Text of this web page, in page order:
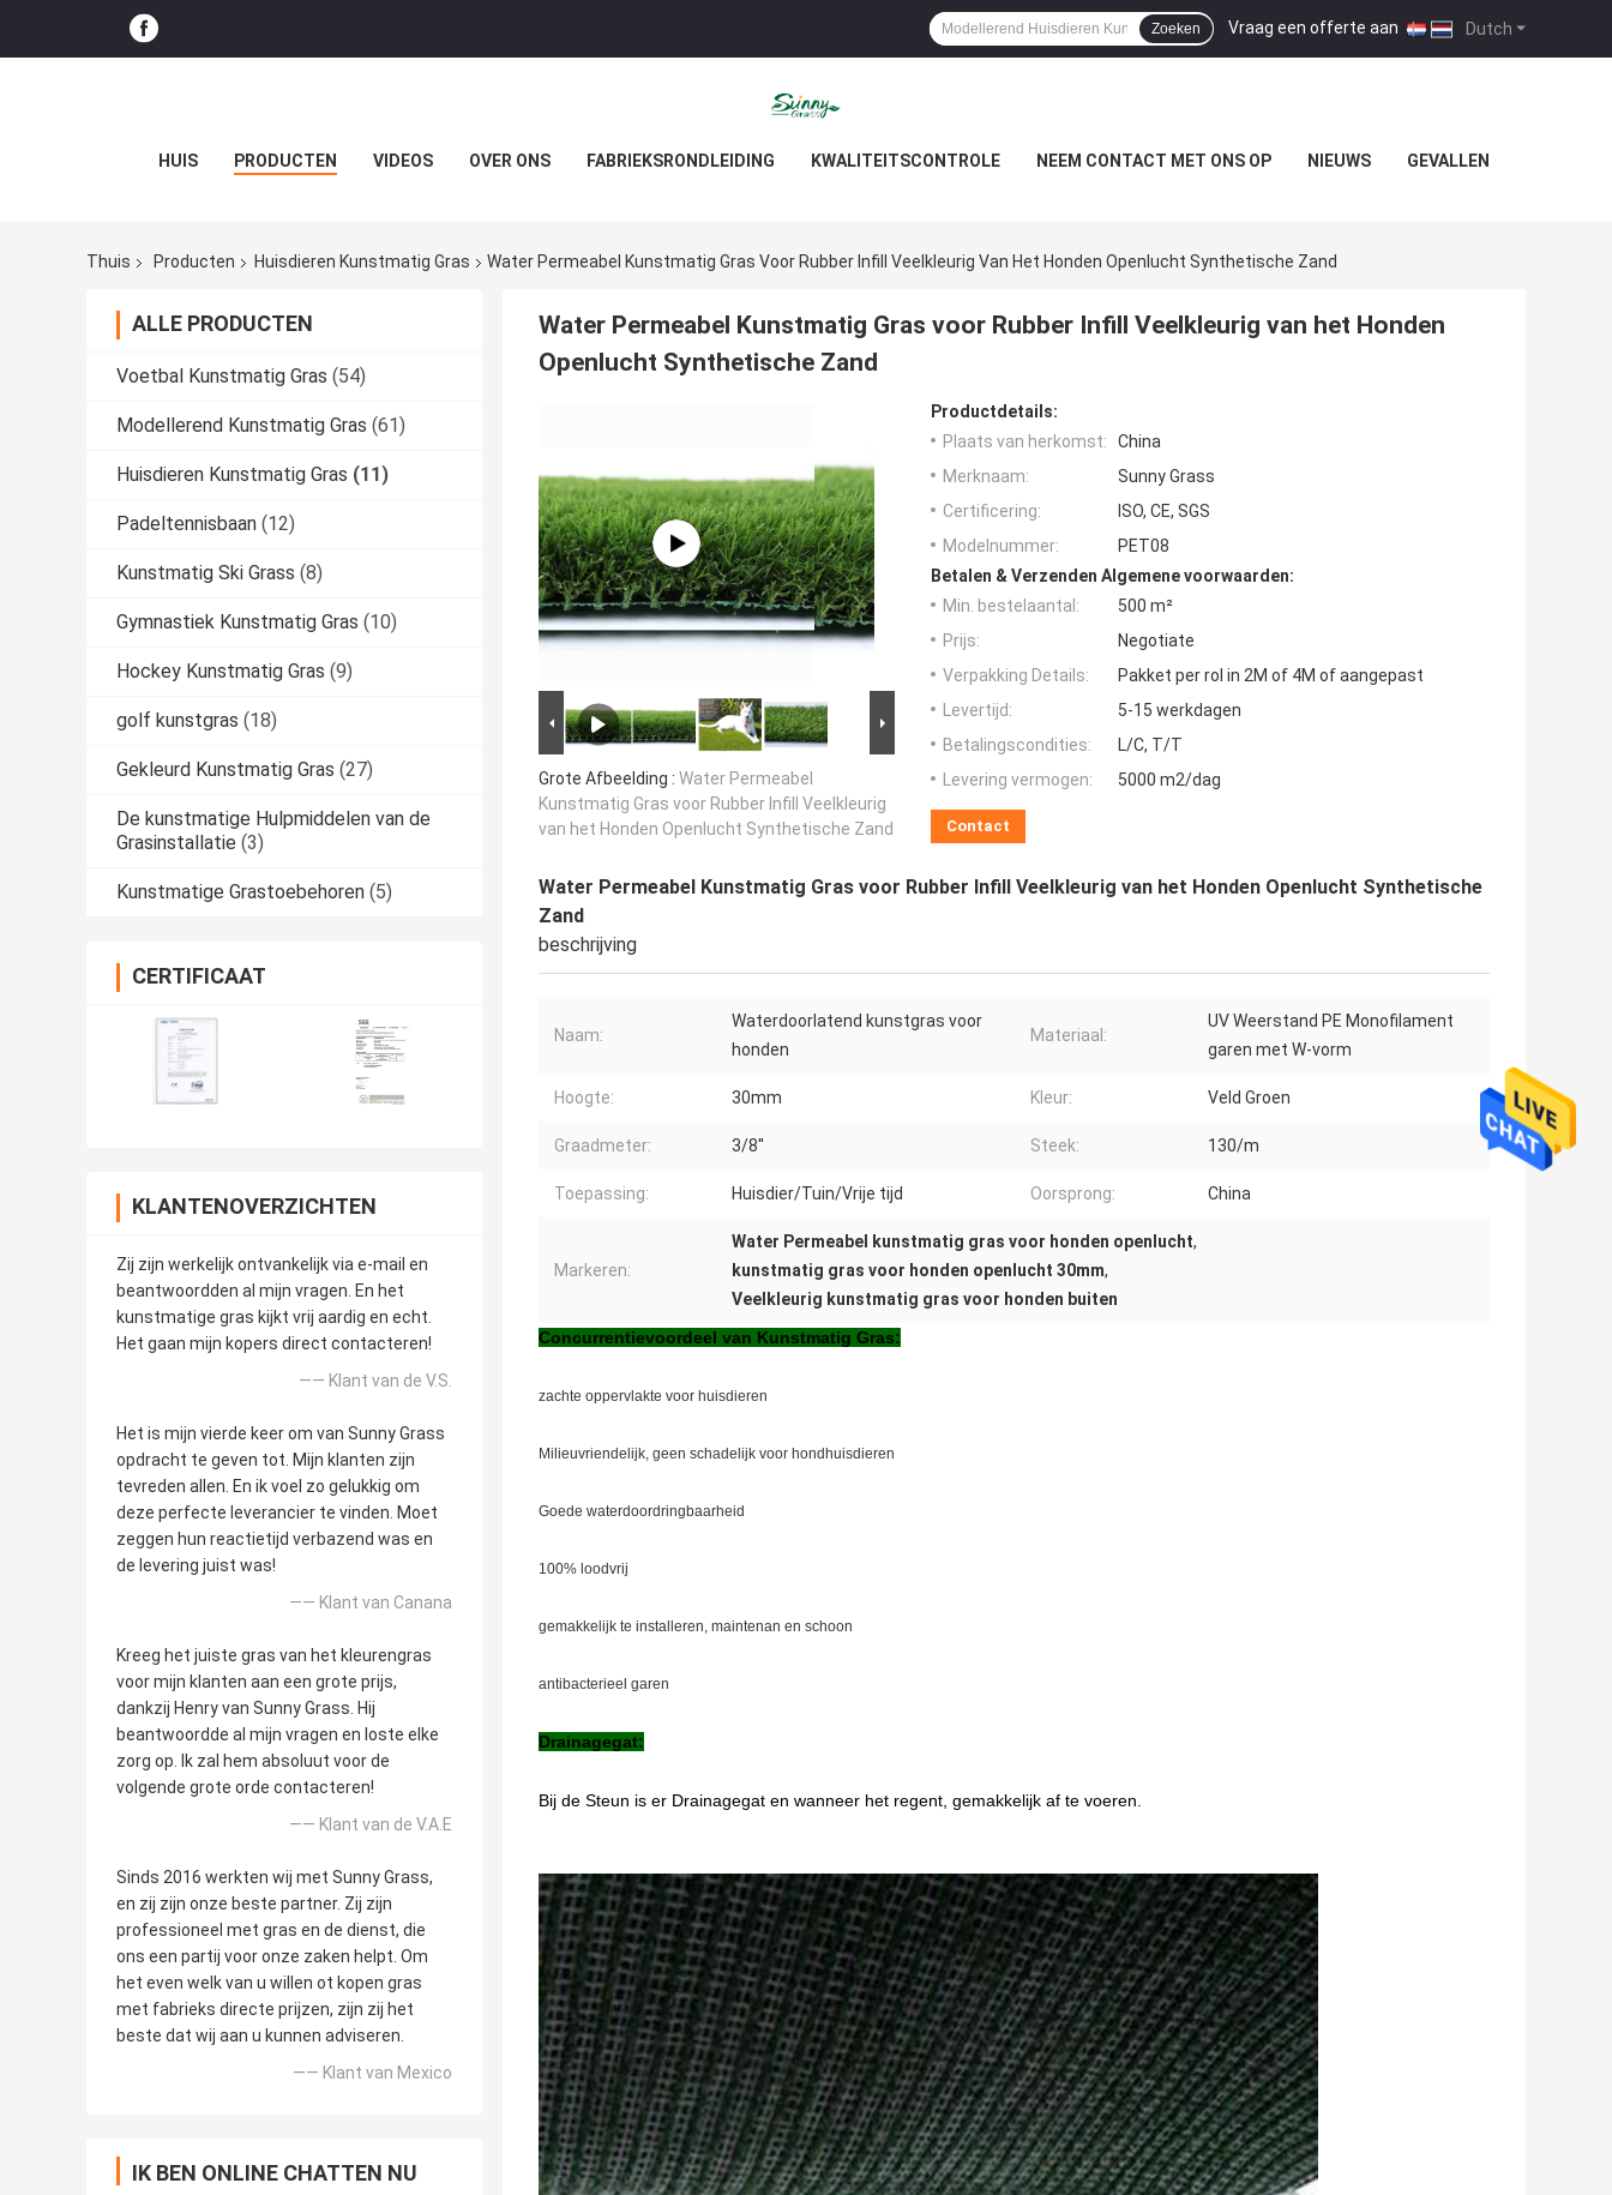
Dutch
Vraag een offerte aan |
Zoeken
HUIS PRODUCTEN VIDEOS OVER ONS FABRIEKSRONDLEIDING KWALITEITSCONTROLE NEEM CONTACT MET ONS OP NIEUWS GEVALLEN
Thuis Producten Huisdieren Kunstmatig Gras Water Permeabel Kunstmatig Gras Voor Rubber Infill Veelkleurig Van Het Honden Openlucht Synthetische Zand
ALLE PRODUCTEN
Voetbal Kunstmatig Gras (54)
Modellerend Kunstmatig Gras (61)
Huisdieren Kunstmatig Gras (11)
Padeltennisbaan (12)
Kunstmatig Ski Grass (8)
Gymnastiek Kunstmatig Gras (10)
Hockey Kunstmatig Gras (9)
golf kunstgras (18)
Gekleurd Kunstmatig Gras (27)
De kunstmatige Hulpmiddelen van de
Grasinstallatie (3)
Kunstmatige Grastoebehoren (5)
CERTIFICAAT
KLANTENOVERZICHTEN
Zij zijn werkelijk ontvankelijk via e-mail en
beantwoordden al mijn vragen. En het
kunstmatige gras kijkt vrij aardig en echt.
Het gaan mijn kopers direct contacteren!
—— Klant van de V.S.
Het is mijn vierde keer om van Sunny Grass
opdracht te geven tot. Mijn klanten zijn
tevreden allen. En ik voel zo gelukkig om
deze perfecte leverancier te vinden. Moet
zeggen hun reactietijd verbazend was en
de levering juist was!
—— Klant van Canana
Kreeg het juiste gras van het kleurengras
voor mijn klanten aan een grote prijs,
dankzij Henry van Sunny Grass. Hij
beantwoordde al mijn vragen en loste elke
zorg op. Ik zal hem absoluut voor de
volgende grote orde contacteren!
—— Klant van de V.A.E
Sinds 2016 werkten wij met Sunny Grass,
en zij zijn onze beste partner. Zij zijn
professioneel met gras en de dienst, die
ons een partij voor onze zaken helpt. Om
het even welk van u willen ot kopen gras
met fabrieks directe prijzen, zijn zij het
beste dat wij aan u kunnen adviseren.
—— Klant van Mexico
IK BEN ONLINE CHATTEN NU
Water Permeabel Kunstmatig Gras voor Rubber Infill Veelkleurig van het Honden
Openlucht Synthetische Zand
Grote Afbeelding : Water Permeabel
Kunstmatig Gras voor Rubber Infill Veelkleurig
van het Honden Openlucht Synthetische Zand
Productdetails:
Plaats van herkomst:
China
Merknaam:
Sunny Grass
Certificering:
ISO, CE, SGS
Modelnummer:
PET08
Betalen & Verzenden Algemene voorwaarden:
Min. bestelaantal:
500 m²
Prijs:
Negotiate
Verpakking Details:
Pakket per rol in 2M of 4M of aangepast
Levertijd:
5-15 werkdagen
Betalingscondities:
L/C, T/T
Levering vermogen:
5000 m2/dag
Contact
Water Permeabel Kunstmatig Gras voor Rubber Infill Veelkleurig van het Honden Openlucht Synthetische
Zand
beschrijving
Naam:
Waterdoorlatend kunstgras voor
honden
Materiaal:
UV Weerstand PE Monofilament
garen met W-vorm
Hoogte: 30mm Kleur: Veld Groen
Graadmeter: 3/8'' Steek: 130/m
Toepassing: Huisdier/Tuin/Vrije tijd Oorsprong: China
Markeren:
Water Permeabel kunstmatig gras voor honden openlucht,
kunstmatig gras voor honden openlucht 30mm,
Veelkleurig kunstmatig gras voor honden buiten
Concurrentievoordeel van Kunstmatig Gras:
zachte oppervlakte voor huisdieren
Milieuvriendelijk, geen schadelijk voor hondhuisdieren
Goede waterdoordringbaarheid
100% loodvrij
gemakkelijk te installeren, maintenan en schoon
antibacterieel garen
Drainagegat:
Bij de Steun is er Drainagegat en wanneer het regent, gemakkelijk af te voeren.